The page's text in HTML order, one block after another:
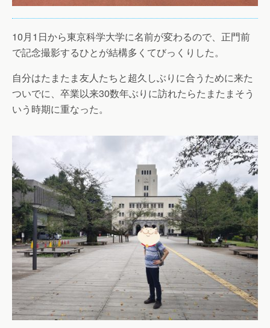
10月1日から東京科学大学に名前が変わるので、正門前
で記念撮影するひとが結構多くてびっくりした。
自分はたまたま友人たちと超久しぶりに合うために来た
ついでに、卒業以来30数年ぶりに訪れたらたまたまそう
いう時期に重なった。